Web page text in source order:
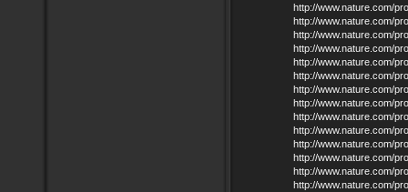
http://www.nature.com/
http://www.nature.com/
http://www.nature.com/
http://www.nature.com/
http://www.nature.com/
http://www.nature.com/
http://www.nature.com/
http://www.nature.com/
http://www.nature.com/
http://www.nature.com/
http://www.nature.com/
http://www.nature.com/
http://www.nature.com/
http://www.nature.com/